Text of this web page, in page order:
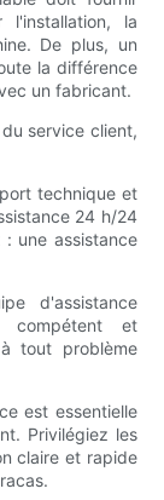
l'installation, la
De plus, un
la différence
un fabricant.
service client,
technique et
24 h/24
une assistance
d'assistance
compétent et
tout problème
est essentielle
Privilégiez les
claire et rapide